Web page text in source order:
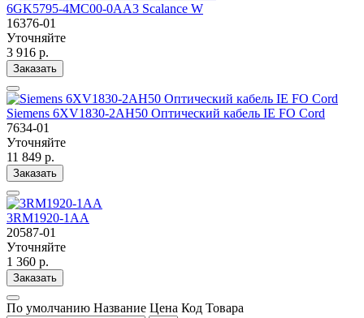
6GK5795-4MC00-0AA3 Scalance W
16376-01
Уточняйте
3 916 р.
Заказать
Siemens 6XV1830-2AH50 Оптический кабель IE FO Cord
7634-01
Уточняйте
11 849 р.
Заказать
3RM1920-1AA
20587-01
Уточняйте
1 360 р.
Заказать
По умолчанию Название Цена Код Товара